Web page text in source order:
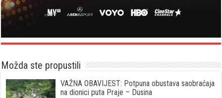
Možda ste propustili
VAŽNA OBAVIJEST: Potpuna obustava saobraćaja
na dionici puta Praje – Dusina